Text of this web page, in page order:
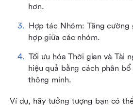
hơn.
Hợp tác Nhóm: Tăng cường
hợp giữa các nhóm.
Tối ưu hóa Thời gian và Tài
hiệu quả bằng cách phân
thông minh.
Ví dụ, hãy tưởng tượng bạn có